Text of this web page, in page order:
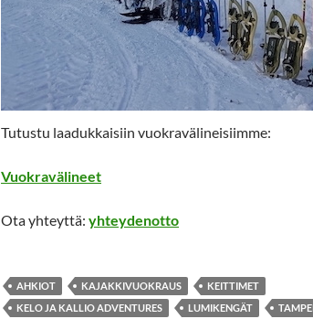
Tutustu laadukkaisiin vuokravälineisiimme:
Vuokravälineet
Ota yhteyttä: yhteydenotto
AHKIOT KAJAKKIVUOKRAUS
KEITTIMET
KELO JA KALLIO ADVENTURES
LUMIKENGÄT